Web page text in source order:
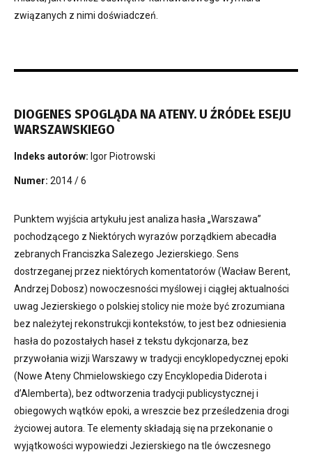
związanych z nimi doświadczeń.
DIOGENES SPOGLĄDA NA ATENY. U ŹRÓDEŁ ESEJU
WARSZAWSKIEGO
Indeks autorów: Igor Piotrowski
Numer: 2014 / 6
Punktem wyjścia artykułu jest analiza hasła „Warszawa”
pochodzącego z Niektórych wyrazów porządkiem abecadła
zebranych Franciszka Salezego Jezierskiego. Sens
dostrzeganej przez niektórych komentatorów (Wacław Berent,
Andrzej Dobosz) nowoczesności myślowej i ciągłej aktualności
uwag Jezierskiego o polskiej stolicy nie może być zrozumiana
bez należytej rekonstrukcji kontekstów, to jest bez odniesienia
hasła do pozostałych haseł z tekstu dykcjonarza, bez
przywołania wizji Warszawy w tradycji encyklopedycznej epoki
(Nowe Ateny Chmielowskiego czy Encyklopedia Diderota i
d’Alemberta), bez odtworzenia tradycji publicystycznej i
obiegowych wątków epoki, a wreszcie bez prześledzenia drogi
życiowej autora. Te elementy składają się na przekonanie o
wyjątkowości wypowiedzi Jezierskiego na tle ówczesnego